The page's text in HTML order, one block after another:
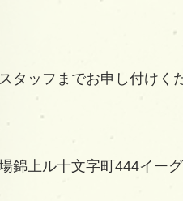
タッフまでお申し付けく
錦上ル十文字町444イー